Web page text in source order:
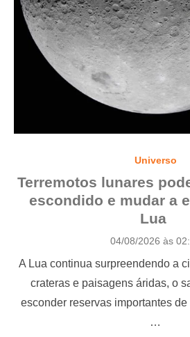
Universo
Terremotos lunares
escondido e mudar a
Lua
P
s
e
d
04/08/2026 às
A Lua continua surpreendendo a
crateras e paisagens áridas, o
esconder reservas importantes
…